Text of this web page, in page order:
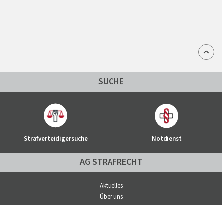
SUCHE
Strafverteidigersuche Notdienst
AG STRAFRECHT
Aktuelles
Über uns